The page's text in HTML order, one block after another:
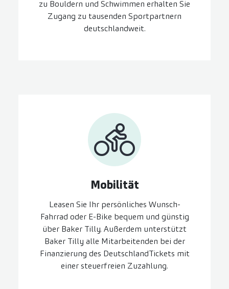
zu Bouldern und Schwimmen erhalten Sie
Zugang zu tausenden Sportpartnern
deutschlandweit.
Mobilität
Leasen Sie Ihr persönliches Wunsch-
Fahrrad oder E-Bike bequem und günstig
über Baker Tilly. Außerdem unterstützt
Baker Tilly alle Mitarbeitenden bei der
Finanzierung des DeutschlandTickets mit
einer steuerfreien Zuzahlung.